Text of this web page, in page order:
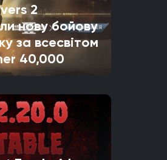
2
нову бойову
за всесвітом
40,000